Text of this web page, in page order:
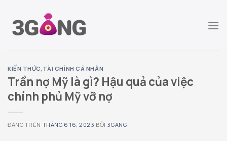
đến
KIẾN THỨC, TÀI CHÍNH CÁ NHÂN
Trần nợ Mỹ là gì? Hậu quả của việc
chính phủ Mỹ vỡ nợ
ĐĂNG TRÊN THÁNG 6 16, 2023 BỞI 3GANG